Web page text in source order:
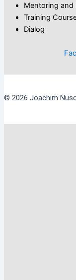
Mentoring and
Training
Dialog
© 2026 Joachim